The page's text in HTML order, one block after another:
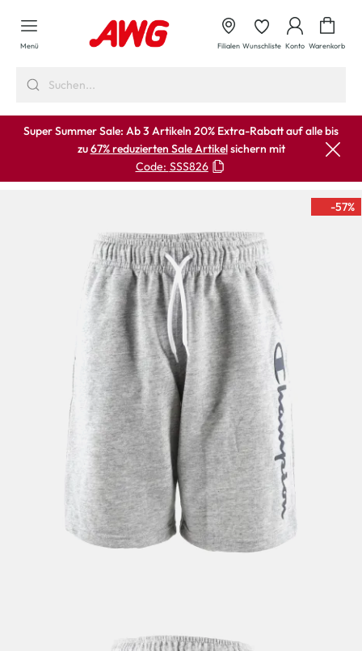
springen
Menü Filialen Wunschliste Konto Warenkorb
Super Summer Sale: Ab 3 Artikeln 20% Extra-Rabatt auf alle bis
zu67% reduzierten Sale Artikelsichern mit
Code: SSS826
-57%